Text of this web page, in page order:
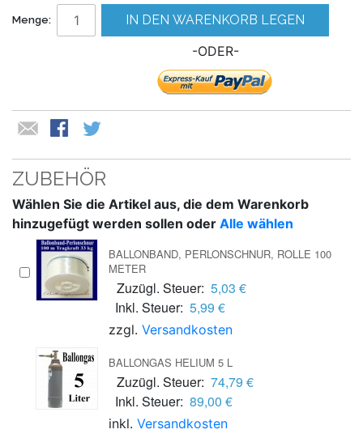
Menge: IN DEN WARENKORB LEGEN
-ODER-
ZUBEHÖR
Wählen Sie die Artikel aus, die dem Warenkorb
hinzugefügt werden sollen oder Alle wählen
BALLONBAND, PERLONSCHNUR, ROLLE 100
METER
Zuzügl. Steuer: 5,03 €
Inkl. Steuer: 5,99 €
zzgl. Versandkosten
BALLONGAS HELIUM 5 L
Zuzügl. Steuer: 74,79 €
Inkl. Steuer: 89,00 €
inkl. Versandkosten